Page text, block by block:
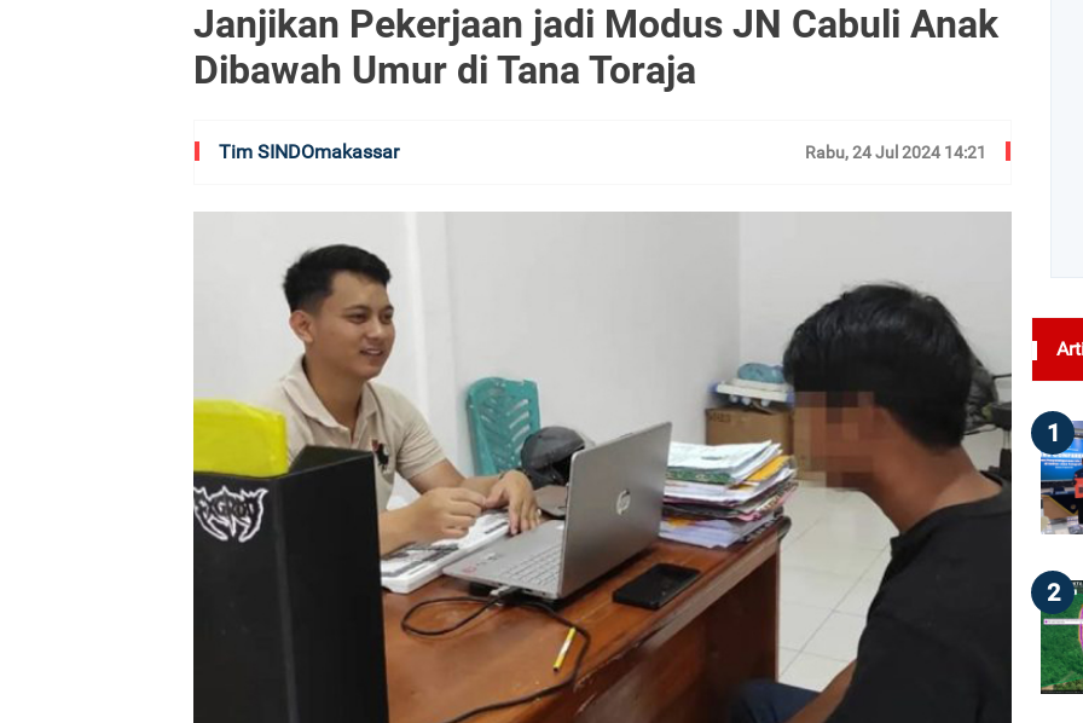
Janjikan Pekerjaan jadi Modus JN Cabuli Anak
Dibawah Umur di Tana Toraja
Tim SINDOmakassar Rabu, 24 Jul 2024 14:21
1
2